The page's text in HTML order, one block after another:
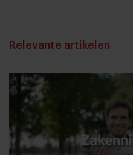
Relevante artikelen